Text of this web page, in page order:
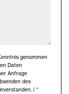
genommen
Daten
Anfrage
des
| *